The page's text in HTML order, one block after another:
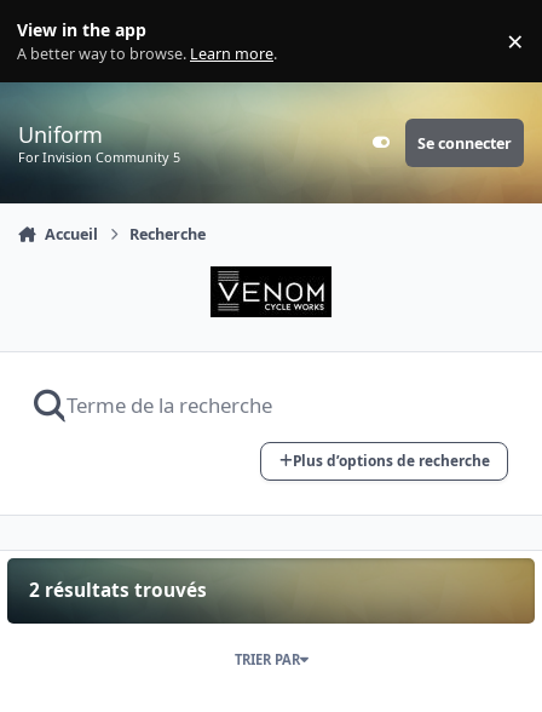
View in the app
A better way to browse. Learn more. ×
Uniform
For Invision Community 5 Customizer
Se connecter
Accueil Recherche
Plus d’options de recherche
2 résultats trouvés
TRIER PAR